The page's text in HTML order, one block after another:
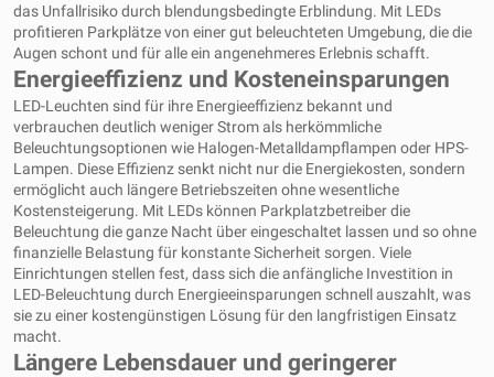
das Unfallrisiko durch blendungsbedingte Erblindung. Mit LEDs
profitieren Parkplätze von einer gut beleuchteten Umgebung, die die
Augen schont und für alle ein angenehmeres Erlebnis schafft.
Energieeffizienz und Kosteneinsparungen
LED-Leuchten sind für ihre Energieeffizienz bekannt und
verbrauchen deutlich weniger Strom als herkömmliche
Beleuchtungsoptionen wie Halogen-Metalldampflampen oder HPS-
Lampen. Diese Effizienz senkt nicht nur die Energiekosten, sondern
ermöglicht auch längere Betriebszeiten ohne wesentliche
Kostensteigerung. Mit LEDs können Parkplatzbetreiber die
Beleuchtung die ganze Nacht über eingeschaltet lassen und so ohne
finanzielle Belastung für konstante Sicherheit sorgen. Viele
Einrichtungen stellen fest, dass sich die anfängliche Investition in
LED-Beleuchtung durch Energieeinsparungen schnell auszahlt, was
sie zu einer kostengünstigen Lösung für den langfristigen Einsatz
macht.
Längere Lebensdauer und geringerer